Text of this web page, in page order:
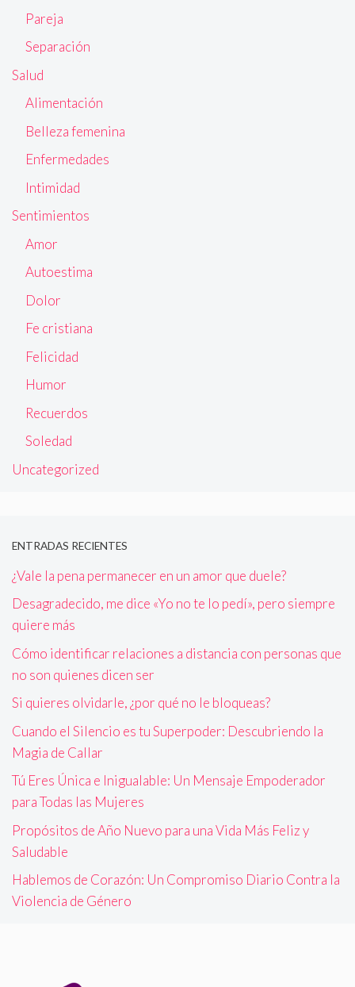
Pareja
Separación
Salud
Alimentación
Belleza femenina
Enfermedades
Intimidad
Sentimientos
Amor
Autoestima
Dolor
Fe cristiana
Felicidad
Humor
Recuerdos
Soledad
Uncategorized
ENTRADAS RECIENTES
¿Vale la pena permanecer en un amor que duele?
Desagradecido, me dice «Yo no te lo pedí», pero siempre
quiere más
Cómo identificar relaciones a distancia con personas que
no son quienes dicen ser
Si quieres olvidarle, ¿por qué no le bloqueas?
Cuando el Silencio es tu Superpoder: Descubriendo la
Magia de Callar
Tú Eres Única e Inigualable: Un Mensaje Empoderador
para Todas las Mujeres
Propósitos de Año Nuevo para una Vida Más Feliz y
Saludable
Hablemos de Corazón: Un Compromiso Diario Contra la
Violencia de Género